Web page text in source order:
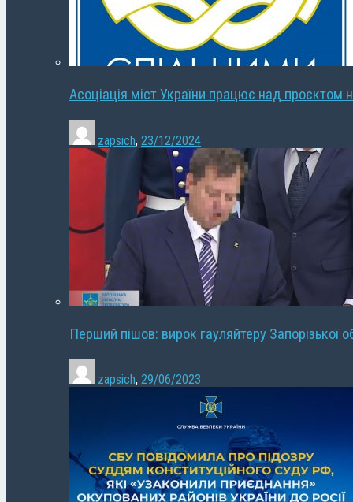
Асоціація міст України працює над проєктом
zapsich, 23/12/2024
Перший пішов: вирок гауляйтеру Запорізької
zapsich, 29/06/2023